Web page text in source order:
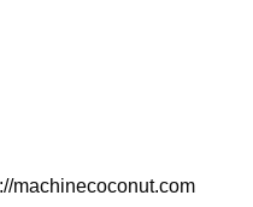
machinecoconut.com